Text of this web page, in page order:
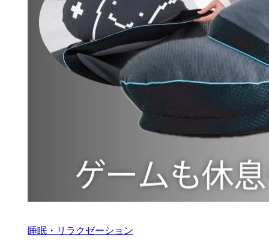
睡眠・リラクゼーション